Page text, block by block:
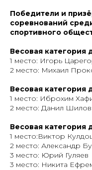
Победители и
соревнований
спортивного
Весовая категория
1 место: Игорь
2 место: Михаил
Весовая категория
1 место: Иброхим
2 место: Данил Шилов
Весовая категория
1 место:Виктор
2 место: Александр
3 место: Юрий Гуляев
3 место: Никита